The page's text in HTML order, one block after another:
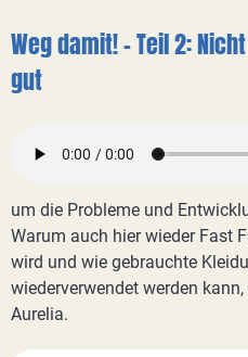
Weg damit! – Teil 2:
gut
um die Probleme und
Warum auch hier wieder Fast
wird und wie gebrauchte
wiederverwendet werden
Aurelia.